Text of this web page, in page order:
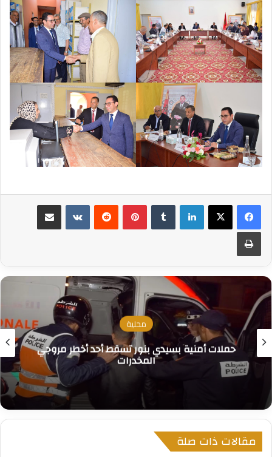
لينكدإن بينتيريست
مشاركة عبر البريد
طباعة
محلية
حملات أمنية بسيدي بنور تسقط أحد أخطر مروجي
المخدرات
مقالات ذات صلة